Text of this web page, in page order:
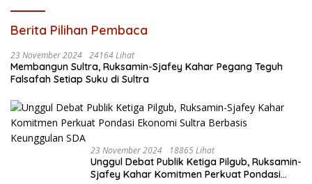
Berita Pilihan Pembaca
23 November 2024 24164 Lihat
Membangun Sultra, Ruksamin-Sjafey Kahar Pegang Teguh
Falsafah Setiap Suku di Sultra
23 November 2024 18865 Lihat
Unggul Debat Publik Ketiga Pilgub, Ruksamin-
Sjafey Kahar Komitmen Perkuat Pondasi